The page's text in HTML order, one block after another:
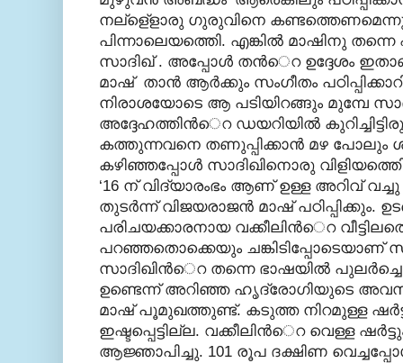
നല്ളെ്ളാരു ഗുരുവിനെ
പിന്നാലെയത്തെി. എങ്കില്‍ മാഷിനു തന്നെ
സാദിഖ് . അപ്പോള്‍ തന്‍െറ ഉദ്ദേശം
മാഷ് താന്‍ ആര്‍ക്കും സംഗീതം
നിരാശയോടെ ആ പടിയിറങ്ങും മുമ്പേ
അദ്ദേഹത്തിന്‍െറ ഡയറിയില്‍
കത്തുന്നവനെ തണുപ്പിക്കാന്‍ മഴ പോലും
കഴിഞ്ഞപ്പോള്‍ സാദിഖിനൊരു
‘16 ന് വിദ്യാരംഭം ആണ് ഉള്ള അറിവ് വച്ചു
തുടര്‍ന്ന് വിജയരാജന്‍ മാഷ് പഠിപ്പിക്കും.
പരിചയക്കാരനായ വക്കീലിന്‍െറ
പറഞ്ഞതൊക്കെയും ചങ്കിടിപ്പോടെയാണ്
സാദിഖിന്‍െറ തന്നെ ഭാഷയില്‍
ഉണ്ടെന്ന് അറിഞ്ഞ ഹൃദ്രോഗിയുടെ
മാഷ് പൂമുഖത്തുണ്ട്. കടുത്ത നിറമുള്ള
ഇഷ്ടപ്പെട്ടില്ല. വക്കീലിന്‍െറ വെള്ള
ആജ്ഞാപിച്ചു. 101 രൂപ ദക്ഷിണ